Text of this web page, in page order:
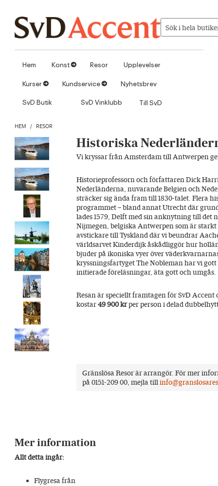
Sök i hela
Hem Konst1 Resor Upplevelser
Kurser1 Kundservice1 Nyhetsbrev
SvD Butik SvD Vinklubb Till SvD
HEM / RESOR
Historiska
Vi kryssar från Amsterdam till Antwerpen
Historieprofessorn och författaren Dick
Nederländerna, nuvarande Belgien och
sträcker sig ända fram till 1830-talet. Flera
programmet – bland annat Utrecht där
lades 1579, Delft med sin anknytning till det
Nijmegen, belgiska Antwerpen som är
avstickare till Tyskland där vi beundrar
världsarvet Kinderdijk åskådliggör hur
bjuder på ikoniska vyer över
kryssningsfartyget The Nobleman har vi
initierade föreläsningar, äta gott och umgås.
Resan är speciellt framtagen för SvD Accent
kostar49 900 krper person i delad
Gränslösa Resor är arrangör. För mer
på 0151-209 00, mejla till
Mer information
Allt detta ingår:
Flygresa från